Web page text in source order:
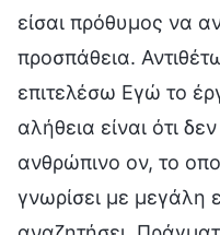
είσαι πρόθυμος να
προσπάθεια.
επιτελέσω Εγώ το
αλήθεια είναι ότι
ανθρώπινο ον, το
γνωρίσει με μεγάλη